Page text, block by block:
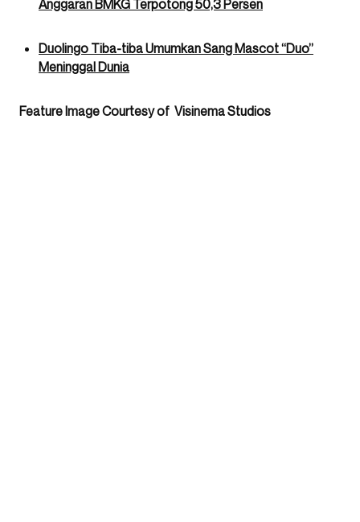
Anggaran BMKG Terpotong 50,3 Persen
Duolingo Tiba-tiba Umumkan Sang Mascot “Duo”
Meninggal Dunia
Feature Image Courtesy of Visinema Studios